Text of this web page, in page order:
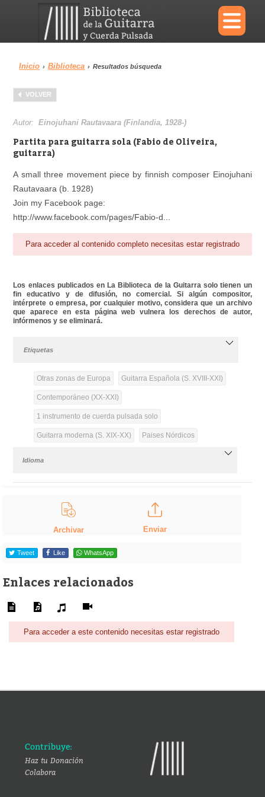
×
Menu
Biblioteca Diccionario
Reproductor
Inicio › Biblioteca › Resultados búsqueda
VOLVER
Autor:Einojuhani Rautavaara (Finlandia, 1928-)
Partita para guitarra sola (Fabio de Oliveira,
guitarra)
A small three movement piece by finnish composer Einojuhani
Rautavaara (b. 1928)
Join my Facebook page:
http://www.facebook.com/pages/Fabio-d...
Para acceder al contenido completo necesitas estar registrado
Los enlaces publicados en La Biblioteca de la Guitarra solo tienen un
fin educativo y de difusión, no comercial. Si algún compositor,
intérprete o empresa, por cualquier motivo, considera que un archivo
que aparece en esta página web vulnera los derechos de autor,
infórmenos y se eliminará.
Etiquetas
Otras zonas de Europa Guitarra Española (S. XVIII-XXI)
Contemporáneo (XX-XXI)
1 instrumento de cuerda pulsada solo
Guitarra moderna (S. XIX-XX) Paises Nórdicos
Idioma
Archivar Enviar
Tweet Like WhatsApp
Enlaces relacionados
Para acceder a este contenido necesitas estar registrado
Contribuye:
Haz tu Donación
Colabora